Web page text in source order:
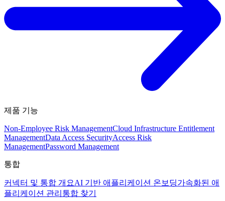
제품 기능
Non-Employee Risk ManagementCloud Infrastructure Entitlement
ManagementData Access SecurityAccess Risk
ManagementPassword Management
통합
커넥터 및 통합 개요AI 기반 애플리케이션 온보딩가속화된 애
플리케이션 관리 통합 찾기